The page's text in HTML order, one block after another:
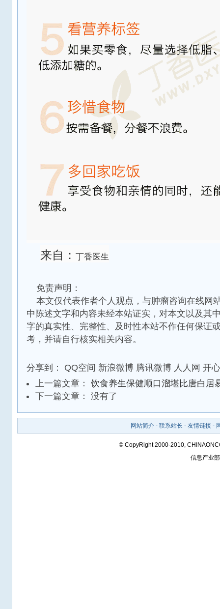
来自： 丁香医生
免责声明：
本文仅代表作者个人观点，与肿瘤咨询在线网
中陈述文字和内容未经本站证实，对本文以及其
字的真实性、完整性、及时性本站不作任何保证
考，并请自行核实相关内容。
分享到： QQ空间 新浪微博 腾讯微博 人人网 开
上一篇文章： 饮食养生保健顺口溜堪比唐白居
下一篇文章： 没有了
网站简介- 联系站长 - 友情链接-
© CopyRight 2000-2010,
信息产业